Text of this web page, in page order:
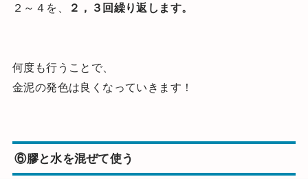
２～４を、 ２，３回繰り返します。
何度も行うことで、
金泥の発色は良くなっていきます！
⑥膠と水を混ぜて使う